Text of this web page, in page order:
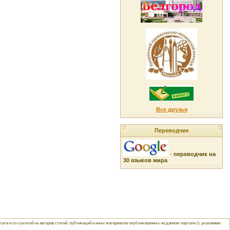
Все друзья
Переводчик
- переводчик на
30 языков мира
и со ссылкой на авторов статей, публикаций и иных материалов опубликованных на данном портале (с указанием